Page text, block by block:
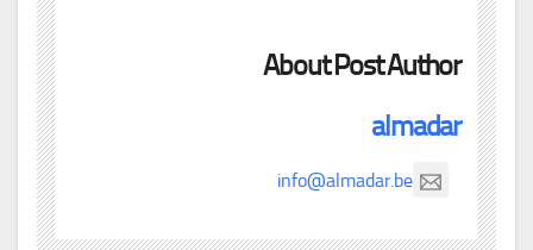
About Post Author
almadar
info@almadar.be